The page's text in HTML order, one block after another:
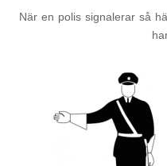
När en polis signalerar så